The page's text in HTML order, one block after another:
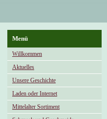
Menü
Willkommen
Aktuelles
Unsere Geschichte
Laden oder Internet
Mittelalter Sortiment